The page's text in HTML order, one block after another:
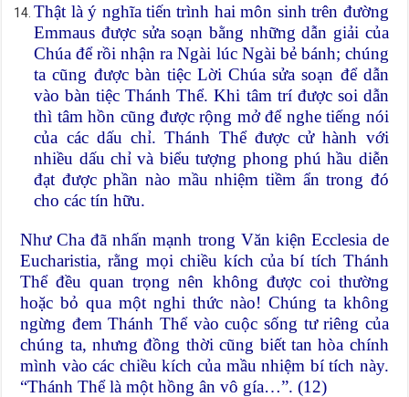
Thật là ý nghĩa tiến trình hai môn sinh trên đường
Emmaus được sửa soạn bằng những dẫn giải của
Chúa để rồi nhận ra Ngài lúc Ngài bẻ bánh; chúng
ta cũng được bàn tiệc Lời Chúa sửa soạn để dẫn
vào bàn tiệc Thánh Thể. Khi tâm trí được soi dẫn
thì tâm hồn cũng được rộng mở để nghe tiếng nói
của các dấu chỉ. Thánh Thể được cử hành với
nhiều dấu chỉ và biểu tượng phong phú hầu diễn
đạt được phần nào mầu nhiệm tiềm ẩn trong đó
cho các tín hữu.
Như Cha đã nhấn mạnh trong Văn kiện Ecclesia de
Eucharistia, rằng mọi chiều kích của bí tích Thánh
Thể đều quan trọng nên không được coi thường
hoặc bỏ qua một nghi thức nào! Chúng ta không
ngừng đem Thánh Thể vào cuộc sống tư riêng của
chúng ta, nhưng đồng thời cũng biết tan hòa chính
mình vào các chiều kích của mầu nhiệm bí tích này.
“Thánh Thể là một hồng ân vô gía…”. (12)